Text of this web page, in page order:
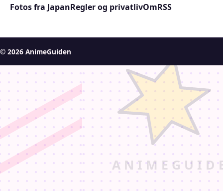
Fotos fra JapanRegler og privatlivOmRSS
© 2026 AnimeGuiden